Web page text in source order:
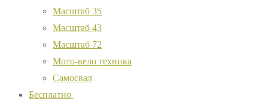
Масштаб 35
Масштаб 43
Масштаб 72
Мото-вело техника
Самосвал
Бесплатно